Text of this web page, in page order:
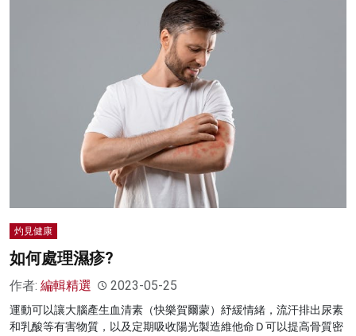
灼見健康
如何處理濕疹?
作者: 編輯精選 2023-05-25
運動可以讓大腦產生血清素（快樂賀爾蒙）紓緩情緒，流汗排出尿素
和乳酸等有害物質，以及定期吸收陽光製造維他命Ｄ可以提高骨質密